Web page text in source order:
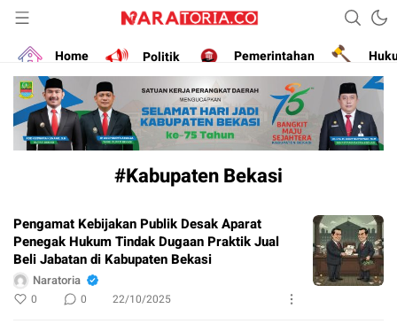
naratoria.co
Narasikan Fakta dan Data
Home
Politik Pemerintahan
#Kabupaten Bekasi
Pengamat Kebijakan Publik Desak Aparat
Penegak Hukum Tindak Dugaan Praktik Jual
Beli Jabatan di Kabupaten Bekasi
Naratoria
0 0 22/10/2025